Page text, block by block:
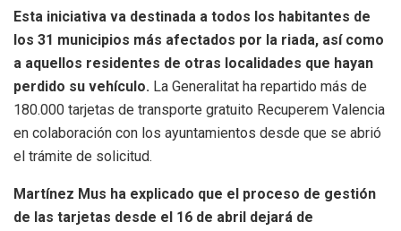
Esta iniciativa va destinada a todos los habitantes de
los 31 municipios más afectados por la riada, así como
a aquellos residentes de otras localidades que hayan
perdido su vehículo. La Generalitat ha repartido más de
180.000 tarjetas de transporte gratuito Recuperem Valencia
en colaboración con los ayuntamientos desde que se abrió
el trámite de solicitud.
Martínez Mus ha explicado que el proceso de gestión
de las tarjetas desde el 16 de abril dejará de